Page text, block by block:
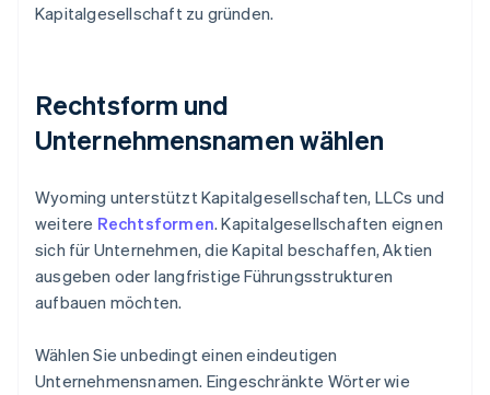
Kapitalgesellschaft zu gründen.
Rechtsform und
Unternehmensnamen wählen
Wyoming unterstützt Kapitalgesellschaften, LLCs und
weitere Rechtsformen. Kapitalgesellschaften eignen
sich für Unternehmen, die Kapital beschaffen, Aktien
ausgeben oder langfristige Führungsstrukturen
aufbauen möchten.
Wählen Sie unbedingt einen eindeutigen
Unternehmensnamen. Eingeschränkte Wörter wie